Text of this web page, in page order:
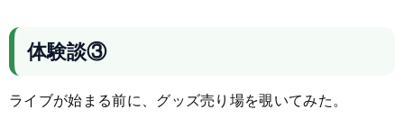
体験談③
ライブが始まる前に、グッズ売り場を覗いてみた。